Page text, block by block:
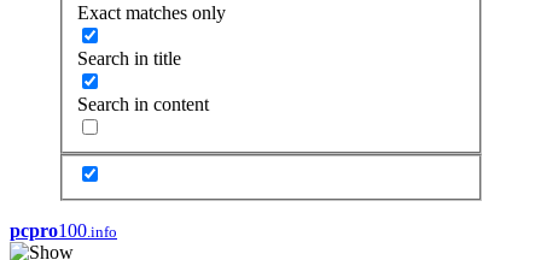
Exact matches only
Search in title
Search in content
pcpro100.info